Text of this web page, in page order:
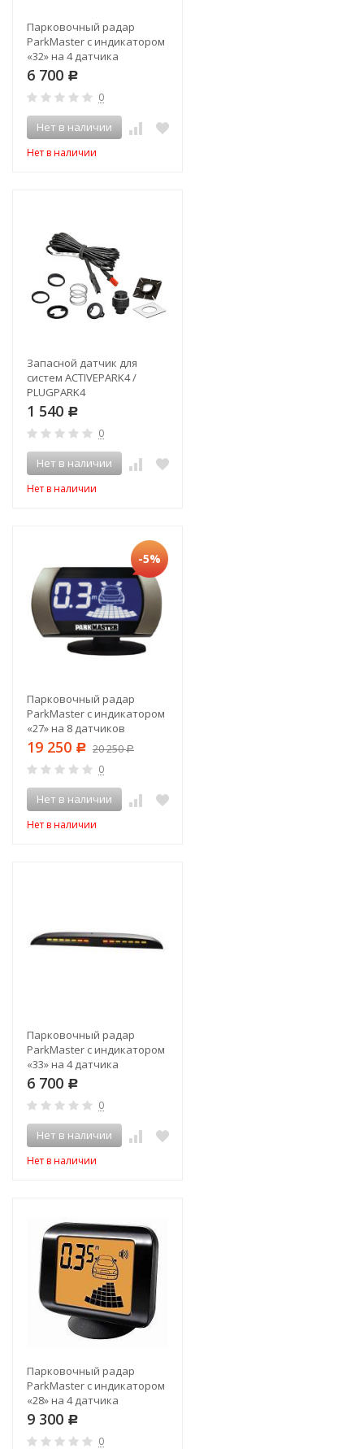
Парковочный радар
ParkMaster с индикатором
«32» на 4 датчика
6 700 Р
0
Нет в наличии
Нет в наличии
Запасной датчик для
систем ACTIVEPARK4 /
PLUGPARK4
1 540 Р
0
Нет в наличии
Нет в наличии
-5%
Парковочный радар
ParkMaster с индикатором
«27» на 8 датчиков
19 250 Р 20 250Р
0
Нет в наличии
Нет в наличии
Парковочный радар
ParkMaster с индикатором
«33» на 4 датчика
6 700 Р
0
Нет в наличии
Нет в наличии
Парковочный радар
ParkMaster с индикатором
«28» на 4 датчика
9 300 Р
0